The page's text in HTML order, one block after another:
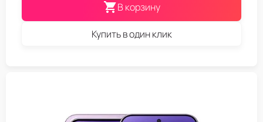
В корзину
Купить в один клик